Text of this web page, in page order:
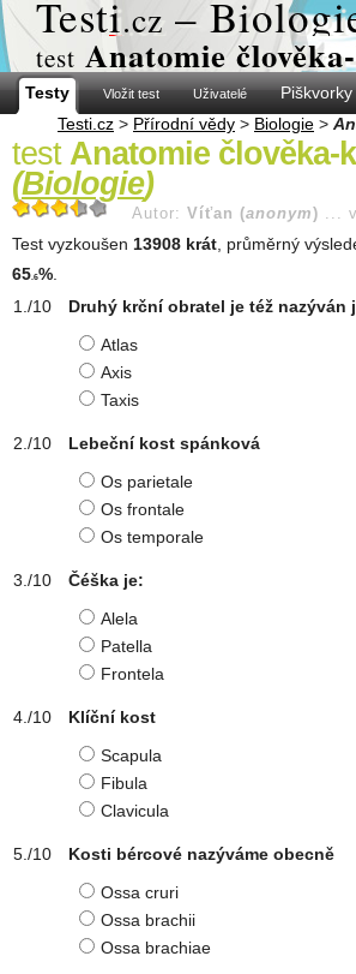
Testi.cz –
test Anatomie
Testy Vložit test Uživatelé Piškvorky
Testi.cz > Přírodní vědy > Biologie >
test Anatomie člověka-
(Biologie)
Autor: Víťan (anonym ) ...
Test vyzkoušen 13908 krát , průměrný
65 .6%
Druhý krční obratel je též nazýván
Atlas
Axis
Taxis
Lebeční kost spánková
Os parietale
Os frontale
Os temporale
Čéška je:
Alela
Patella
Frontela
Klíční kost
Scapula
Fibula
Clavicula
Kosti bércové nazýváme obecně
Ossa cruri
Ossa brachii
Ossa brachiae